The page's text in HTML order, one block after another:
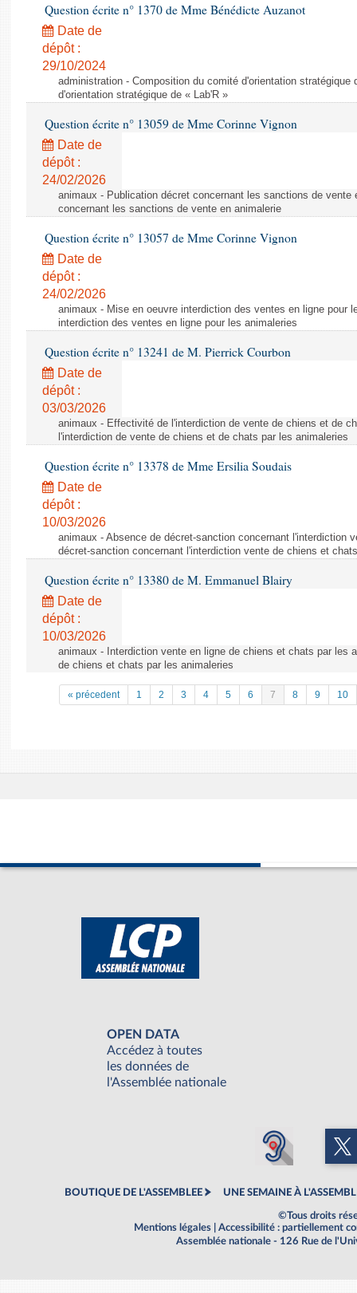
Question écrite n° 1370 de Mme Bénédicte Auzanot
Date de
dépôt :
29/10/2024
administration - Composition du comité d'orientation stratégique
d'orientation stratégique de « Lab'R »
Question écrite n° 13059 de Mme Corinne Vignon
Date de
dépôt :
24/02/2026
animaux - Publication décret concernant les sanctions de vente
concernant les sanctions de vente en animalerie
Question écrite n° 13057 de Mme Corinne Vignon
Date de
dépôt :
24/02/2026
animaux - Mise en oeuvre interdiction des ventes en ligne pour
interdiction des ventes en ligne pour les animaleries
Question écrite n° 13241 de M. Pierrick Courbon
Date de
dépôt :
03/03/2026
animaux - Effectivité de l'interdiction de vente de chiens et de
l'interdiction de vente de chiens et de chats par les animaleries
Question écrite n° 13378 de Mme Ersilia Soudais
Date de
dépôt :
10/03/2026
animaux - Absence de décret-sanction concernant l'interdiction
décret-sanction concernant l'interdiction vente de chiens et chats
Question écrite n° 13380 de M. Emmanuel Blairy
Date de
dépôt :
10/03/2026
animaux - Interdiction vente en ligne de chiens et chats par les
de chiens et chats par les animaleries
« précedent 1 2 3 4 5 6 7 8 9 10
OPEN DATA
Accédez à toutes
les données de
l'Assemblée nationale
BOUTIQUE DE L'ASSEMBLEE UNE SEMAINE À
©Tous droits
Mentions légales
Accessibilité : partiellement
Assemblée nationale - 126 Rue de